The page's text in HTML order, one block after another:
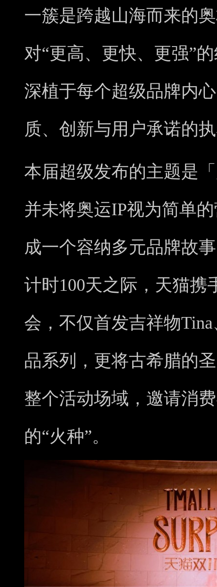
一簇是跨越山海而来的
对“更高、更快、更强”
深植于每个超级品牌内
质、创新与用户承诺的
本届超级发布的主题是
并未将奥运IP视为简单
成一个容纳多元品牌故
计时100天之际，天猫携
会，不仅首发吉祥物
品系列，更将古希腊的
整个活动场域，邀请消
的“火种”。